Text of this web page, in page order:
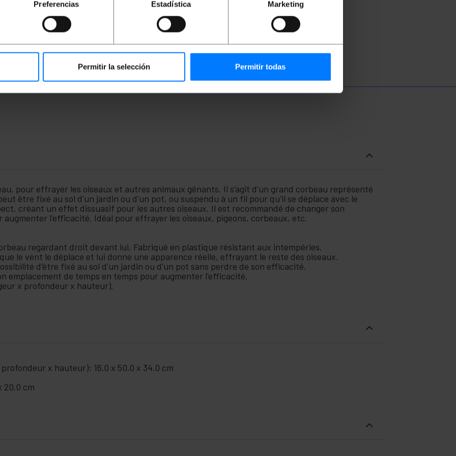
Preferencias Estadística Marketing
Permitir la selección Permitir todas
pour effrayer les oiseaux et autres animaux gênants. Il s’agit d’un grand corbeau représenté
être fixé au sol d'un jardin ou d'un pot, ou suspendu à un fil pour qu'il se déplace avec le
créant un effet dissuasif pour les autres oiseaux. Il est recommandé de changer son
l'efficacité. Idéal pour effrayer les oiseaux, pigeons, corbeaux, etc.
regardant droit devant lui. Fabriqué en plastique résistant aux intempéries.
le vent le déplace et lui donne une apparence réelle, effrayant le reste des oiseaux.
d'être fixé au sol d'un jardin ou d'un pot sans perdre de son efficacité.
emplacement de temps en temps pour augmenter l'efficacité.
x profondeur x hauteur).
x hauteur): 16.0 x 50.0 x 34.0 cm
20.0 cm